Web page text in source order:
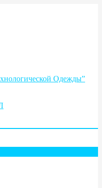
Одежды”